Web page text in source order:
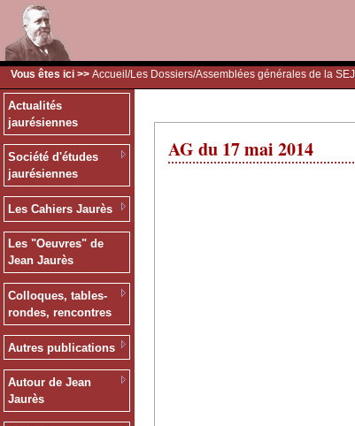
Vous êtes ici >> Accueil /Les Dossiers/Assemblées générales de la SEJ
Actualités
jaurésiennes
Société d'études
jaurésiennes
Les Cahiers Jaurès
Les "Oeuvres" de
Jean Jaurès
Colloques, tables-
rondes, rencontres
Autres publications
Autour de Jean
Jaurès
AG du 17 mai 2014